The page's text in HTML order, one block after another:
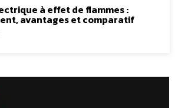
à effet de flammes :
avantages et comparatif